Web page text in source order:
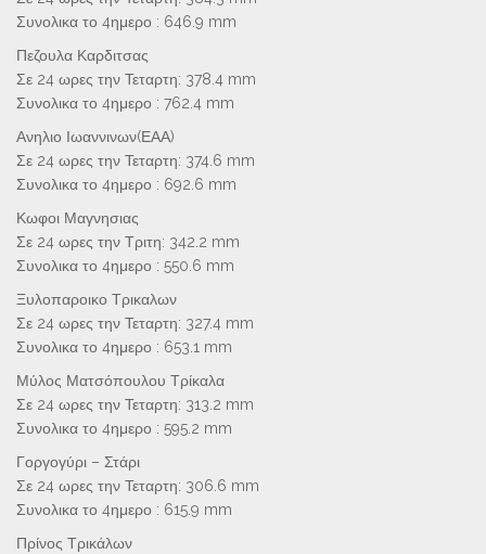
Συνολικα το 4ημερο : 646.9 mm
Πεζουλα Καρδιτσας
Σε 24 ωρες την Τεταρτη: 378.4 mm
Συνολικα το 4ημερο : 762.4 mm
Ανηλιο Ιωαννινων(ΕΑΑ)
Σε 24 ωρες την Τεταρτη: 374.6 mm
Συνολικα το 4ημερο : 692.6 mm
Κωφοι Μαγνησιας
Σε 24 ωρες την Τριτη: 342.2 mm
Συνολικα το 4ημερο : 550.6 mm
Ξυλοπαροικο Τρικαλων
Σε 24 ωρες την Τεταρτη: 327.4 mm
Συνολικα το 4ημερο : 653.1 mm
Μύλος Ματσόπουλου Τρίκαλα
Σε 24 ωρες την Τεταρτη: 313.2 mm
Συνολικα το 4ημερο : 595.2 mm
Γοργογύρι – Στάρι
Σε 24 ωρες την Τεταρτη: 306.6 mm
Συνολικα το 4ημερο : 615.9 mm
Πρίνος Τρικάλων